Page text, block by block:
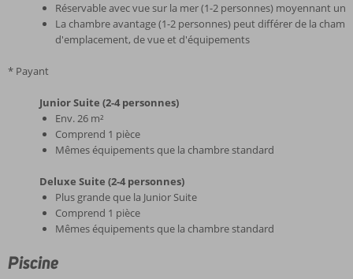
Réservable avec vue sur la mer (1-2 personnes) moyennant un
La chambre avantage (1-2 personnes) peut différer de la
d'emplacement, de vue et d'équipements
* Payant
Junior Suite (2-4 personnes)
Env. 26 m²
Comprend 1 pièce
Mêmes équipements que la chambre standard
Deluxe Suite (2-4 personnes)
Plus grande que la Junior Suite
Comprend 1 pièce
Mêmes équipements que la chambre standard
Piscine